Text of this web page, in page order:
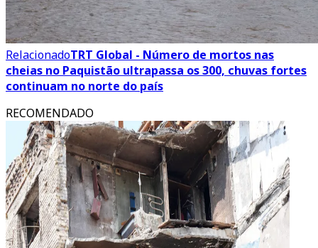
RelacionadoTRT Global - Número de mortos nas
cheias no Paquistão ultrapassa os 300, chuvas fortes
continuam no norte do país
RECOMENDADO